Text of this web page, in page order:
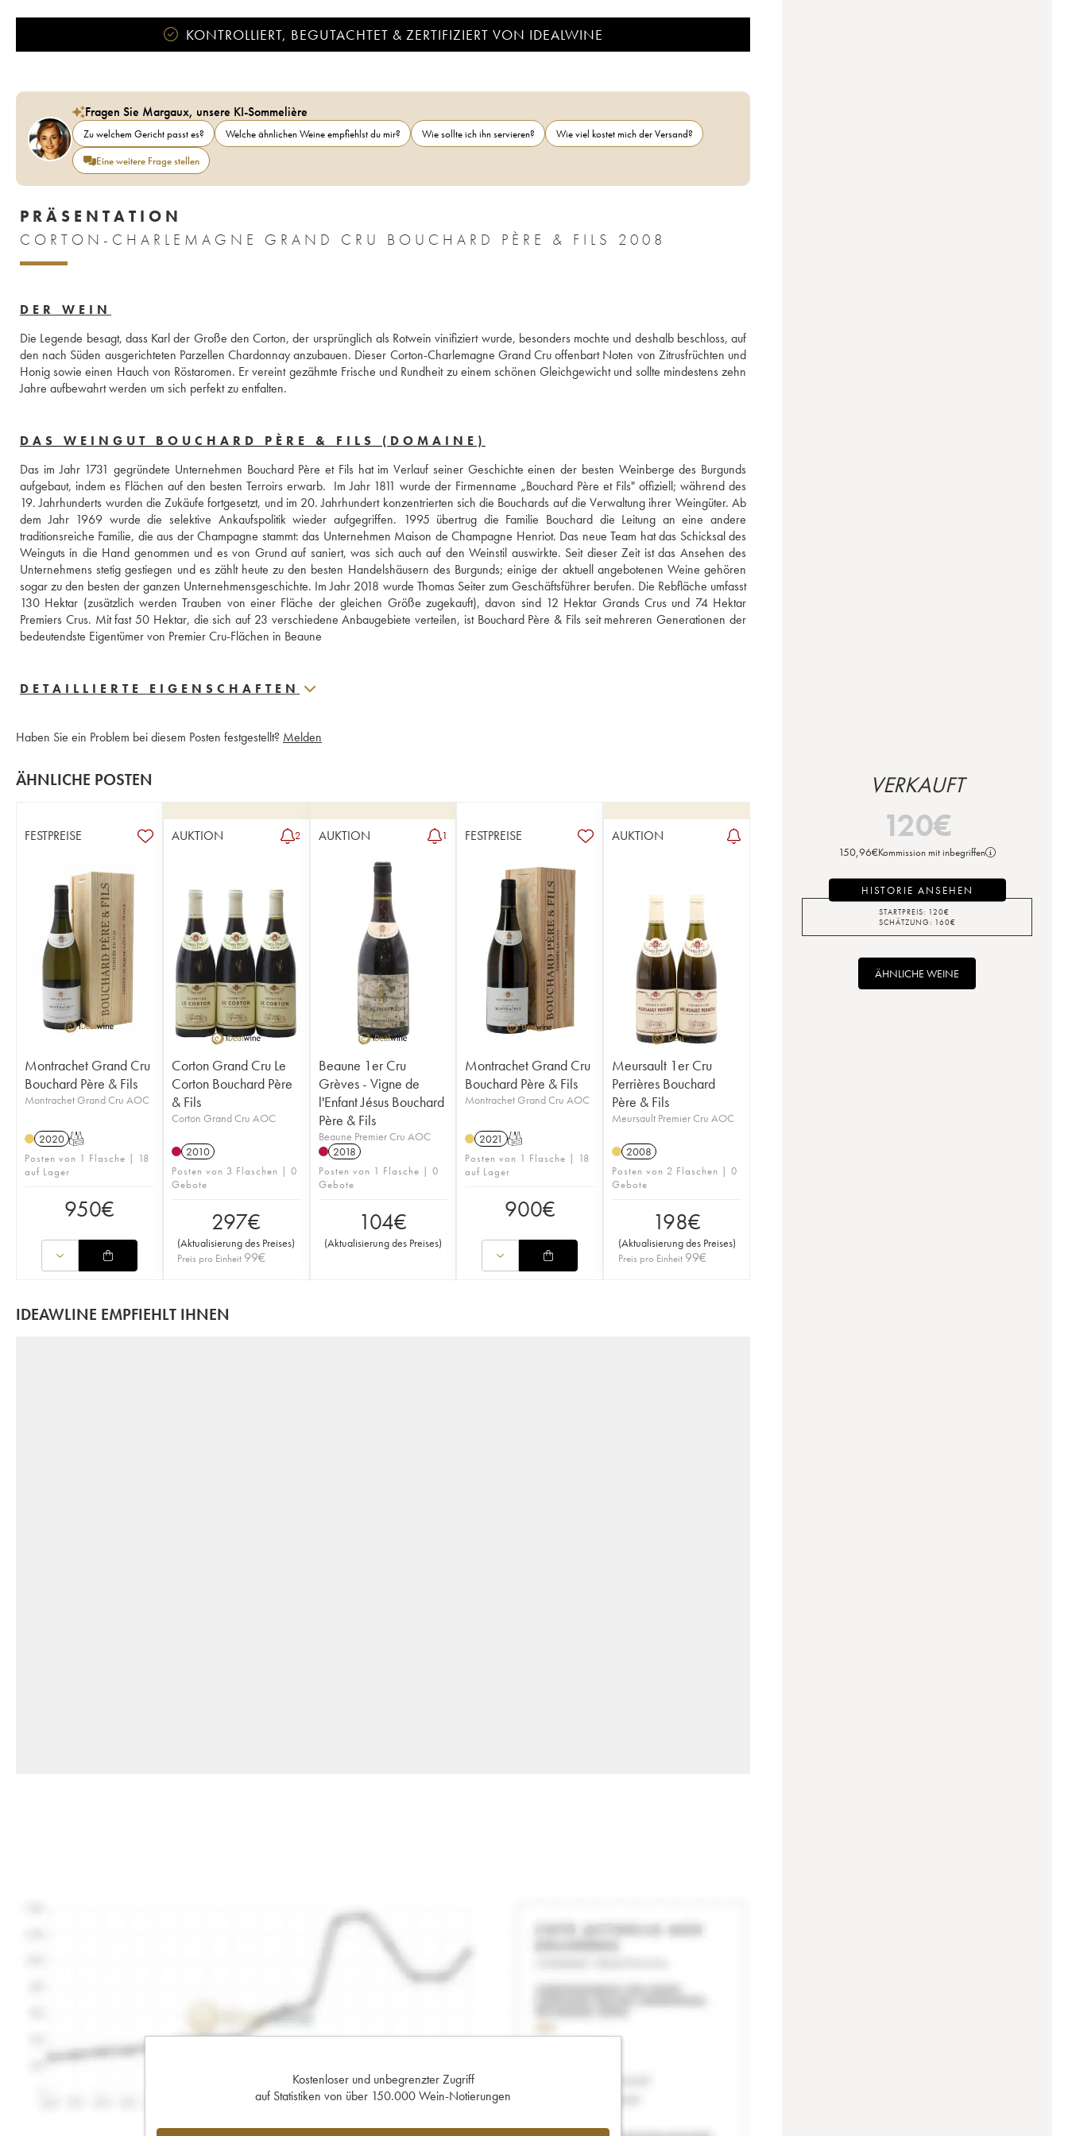
KONTROLLIERT, BEGUTACHTET & ZERTIFIZIERT VON IDEALWINE
Fragen Sie Margaux, unsere KI-Sommelière
Zu welchem Gericht passt es? Welche ähnlichen Weine empfiehlst du mir? Wie sollte ich ihn servieren?
Wie viel kostet mich der Versand?
Eine weitere Frage stellen
PRÄSENTATION
CORTON-CHARLEMAGNE GRAND CRU BOUCHARD PÈRE & FILS 2008
DER WEIN
Die Legende besagt, dass Karl der Große den Corton, der ursprünglich als Rotwein vinifiziert wurde, besonders mochte und deshalb beschloss, auf
den nach Süden ausgerichteten Parzellen Chardonnay anzubauen. Dieser Corton-Charlemagne Grand Cru offenbart Noten von Zitrusfrüchten und
Honig sowie einen Hauch von Röstaromen. Er vereint gezähmte Frische und Rundheit zu einem schönen Gleichgewicht und sollte mindestens zehn
Jahre aufbewahrt werden um sich perfekt zu entfalten.
DAS WEINGUT BOUCHARD PÈRE & FILS (DOMAINE)
Das im Jahr 1731 gegründete Unternehmen Bouchard Père et Fils hat im Verlauf seiner Geschichte einen der besten Weinberge des Burgunds
aufgebaut, indem es Flächen auf den besten Terroirs erwarb.  Im Jahr 1811 wurde der Firmenname „Bouchard Père et Fils" offiziell; während des
19. Jahrhunderts wurden die Zukäufe fortgesetzt, und im 20. Jahrhundert konzentrierten sich die Bouchards auf die Verwaltung ihrer Weingüter. Ab
dem Jahr 1969 wurde die selektive Ankaufspolitik wieder aufgegriffen. 1995 übertrug die Familie Bouchard die Leitung an eine andere
traditionsreiche Familie, die aus der Champagne stammt: das Unternehmen Maison de Champagne Henriot. Das neue Team hat das Schicksal des
Weinguts in die Hand genommen und es von Grund auf saniert, was sich auch auf den Weinstil auswirkte. Seit dieser Zeit ist das Ansehen des
Unternehmens stetig gestiegen und es zählt heute zu den besten Handelshäusern des Burgunds; einige der aktuell angebotenen Weine gehören
sogar zu den besten der ganzen Unternehmensgeschichte. Im Jahr 2018 wurde Thomas Seiter zum Geschäftsführer berufen. Die Rebfläche umfasst
130 Hektar (zusätzlich werden Trauben von einer Fläche der gleichen Größe zugekauft), davon sind 12 Hektar Grands Crus und 74 Hektar
Premiers Crus. Mit fast 50 Hektar, die sich auf 23 verschiedene Anbaugebiete verteilen, ist Bouchard Père & Fils seit mehreren Generationen der
bedeutendste Eigentümer von Premier Cru-Flächen in Beaune
DETAILLIERTE EIGENSCHAFTEN
Haben Sie ein Problem bei diesem Posten festgestellt? Melden
ÄHNLICHE POSTEN
FESTPREISE
Montrachet Grand Cru
Bouchard Père & Fils
Montrachet Grand Cru AOC
2020 T
Posten von 1 Flasche | 18
auf Lager
950€
AUKTION 2
Corton Grand Cru Le
Corton Bouchard Père
& Fils
Corton Grand Cru AOC
2010
Posten von 3 Flaschen | 0
Gebote
297€
(Aktualisierung des Preises)
Preis pro Einheit 99€
AUKTION 1
Beaune 1er Cru
Grèves - Vigne de
l'Enfant Jésus Bouchard
Père & Fils
Beaune Premier Cru AOC
2018
Posten von 1 Flasche | 0
Gebote
104€
(Aktualisierung des Preises)
FESTPREISE
Montrachet Grand Cru
Bouchard Père & Fils
Montrachet Grand Cru AOC
2021 T
Posten von 1 Flasche | 18
auf Lager
900€
AUKTION
Meursault 1er Cru
Perrières Bouchard
Père & Fils
Meursault Premier Cru AOC
2008
Posten von 2 Flaschen | 0
Gebote
198€
(Aktualisierung des Preises)
Preis pro Einheit 99€
IDEAWLINE EMPFIEHLT IHNEN
Kostenloser und unbegrenzter Zugriff
auf Statistiken von über 150.000 Wein-Notierungen
VERKAUFT
120€
150,96€Kommission mit inbegriffen
HISTORIE ANSEHEN
STARTPREIS: 120€
SCHÄTZUNG: 160€
ÄHNLICHE WEINE